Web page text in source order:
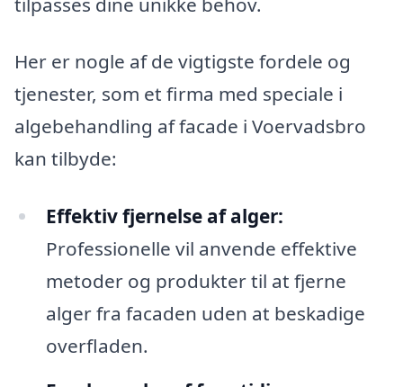
Her er nogle af de vigtigste fordele og
tjenester, som et firma med speciale i
algebehandling af facade i Voervadsbro
kan tilbyde:
Effektiv fjernelse af alger:
Professionelle vil anvende effektive
metoder og produkter til at fjerne
alger fra facaden uden at beskadige
overfladen.